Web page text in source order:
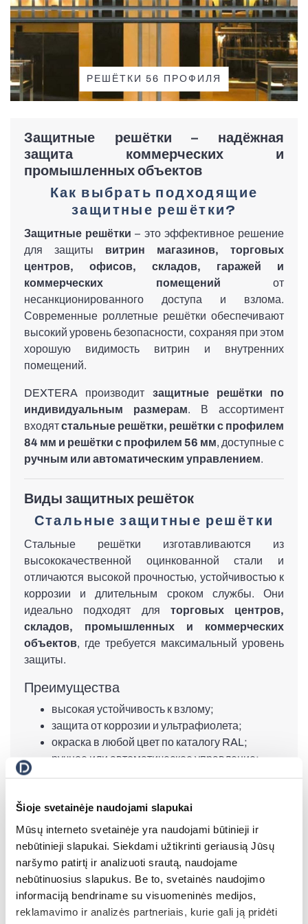
Šioje svetainėje naudojami slapukai
Mūsų interneto svetainėje yra naudojami būtinieji ir
nebūtinieji slapukai. Siekdami užtikrinti geriausią Jūsų
naršymo patirtį ir analizuoti srautą, naudojame
nebūtinuosius slapukus. Be to, svetainės naudojimo
informaciją bendriname su visuomeninės medijos,
reklamavimo ir analizės partneriais, kurie gali ją pridėti
Роллеты
Жалюзи в скандинавском стиле
Вертикальные жалюзи
Защитные жалюзи
Фасадные жалюзи
Все умные системы
Все москитные сетки
Скоростные ворота
Противопожарные ворота
Доковые системы
Все ворота
Все маркизы
РЕШЁТКИ 56 ПРОФИЛЯ
Защитные решётки – надёжная
защита коммерческих и
промышленных объектов
Как выбрать подходящие
защитные решётки?
Защитные решётки – это эффективное решение
для защиты витрин магазинов, торговых
центров, офисов, складов, гаражей и
коммерческих помещений от
несанкционированного доступа и взлома.
Современные роллетные решётки обеспечивают
высокий уровень безопасности, сохраняя при этом
хорошую видимость витрин и внутренних
помещений.
DEXTERA производит защитные решётки по
индивидуальным размерам. В ассортимент
входятстальные решётки, решётки с профилем
84 мм и решётки с профилем 56 мм, доступные с
ручным или автоматическим управлением.
Виды защитных решёток
Стальные защитные решётки
Стальные решётки изготавливаются из
высококачественной оцинкованной стали и
отличаются высокой прочностью, устойчивостью к
коррозии и длительным сроком службы. Они
идеально подходят для торговых центров,
складов, промышленных и коммерческих
объектов, где требуется максимальный уровень
защиты.
Преимущества
высокая устойчивость к взлому;
защита от коррозии и ультрафиолета;
окраска в любой цвет по каталогу RAL;
ручное или автоматическое управление;
Защитные решётки с профилем
84 мм
Решётки с профилем
изготавливаются из
экструдированного алюминия и широко
используются для
витрин магазинов, торговых
центров, офисов и технических помещений
Благодаря открытой конструкции они